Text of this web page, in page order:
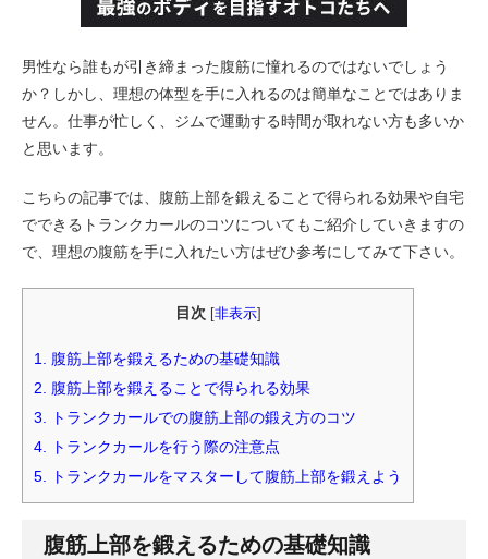
男性なら誰もが引き締まった腹筋に憧れるのではないでしょう
か？しかし、理想の体型を手に入れるのは簡単なことではありま
せん。仕事が忙しく、ジムで運動する時間が取れない方も多いか
と思います。
こちらの記事では、腹筋上部を鍛えることで得られる効果や自宅
でできるトランクカールのコツについてもご紹介していきますの
で、理想の腹筋を手に入れたい方はぜひ参考にしてみて下さい。
目次 非表示]
1. 腹筋上部を鍛えるための基礎知識
2. 腹筋上部を鍛えることで得られる効果
3. トランクカールでの腹筋上部の鍛え方のコツ
4. トランクカールを行う際の注意点
5. トランクカールをマスターして腹筋上部を鍛えよう
腹筋上部を鍛えるための基礎知識